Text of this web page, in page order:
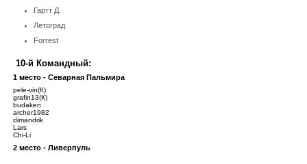
Гартт Д.
Летоград
Forrest
10-й Командный:
1 место - Севарная Пальмира
pele-vin(К)
grafin13(К)
budaken
archer1982
dimandrik
Lars
Chi-Li
2 место - Ливерпуль